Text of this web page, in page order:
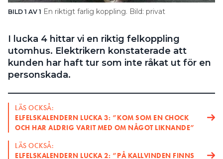
SEARCH
BILD 1 AV 1 En riktigt farlig koppling. Bild: privat
I lucka 4 hittar vi en riktig felkoppling
utomhus. Elektrikern konstaterade att
kunden har haft tur som inte råkat ut för en
personskada.
LÄS OCKSÅ:
ELFELSKALENDERN LUCKA 3: ”KOM SOM EN CHOCK
OCH HAR ALDRIG VARIT MED OM NÅGOT LIKNANDE”
LÄS OCKSÅ:
ELFELSKALENDERN LUCKA 2: ”PÅ KALLVINDEN FINNS